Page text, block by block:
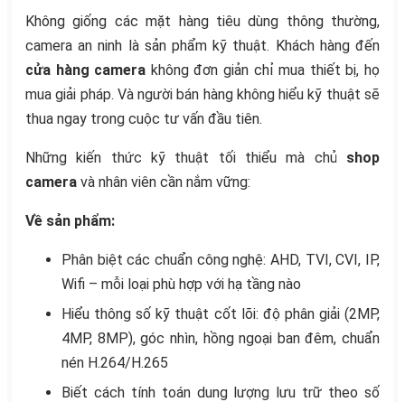
Không giống các mặt hàng tiêu dùng thông thường,
camera an ninh là sản phẩm kỹ thuật. Khách hàng đến
cửa hàng camera không đơn giản chỉ mua thiết bị, họ
mua giải pháp. Và người bán hàng không hiểu kỹ thuật sẽ
thua ngay trong cuộc tư vấn đầu tiên.
Những kiến thức kỹ thuật tối thiểu mà chủ shop
camera và nhân viên cần nắm vững:
Về sản phẩm:
Phân biệt các chuẩn công nghệ: AHD, TVI, CVI, IP,
Wifi – mỗi loại phù hợp với hạ tầng nào
Hiểu thông số kỹ thuật cốt lõi: độ phân giải (2MP,
4MP, 8MP), góc nhìn, hồng ngoại ban đêm, chuẩn
nén H.264/H.265
Biết cách tính toán dung lượng lưu trữ theo số